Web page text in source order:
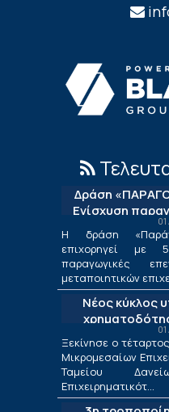
Δράση
Ενίσχυση
Η δράση
επιχορηγεί
παραγωγικές
μεταποιητικών
Νέος κύκλος
Ξεκίνησε ο
Μικρομεσαίων
Ταμείου
Επιχειρηματικότ...